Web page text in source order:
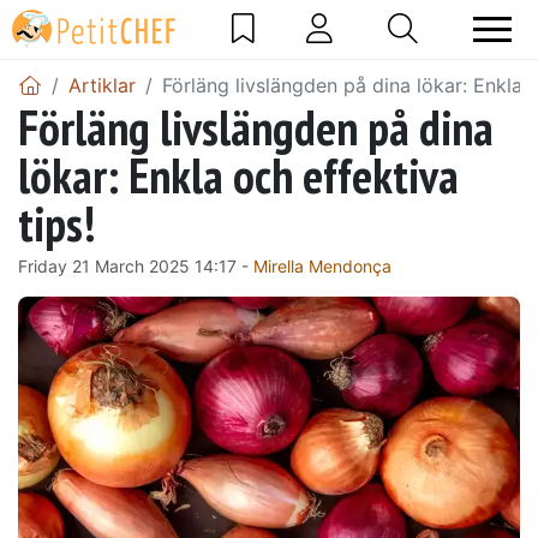
Artiklar Förläng livslängden på dina lökar: Enkla
Förläng livslängden på dina
lökar: Enkla och effektiva
tips!
Friday 21 March 2025 14:17 - Mirella Mendonça